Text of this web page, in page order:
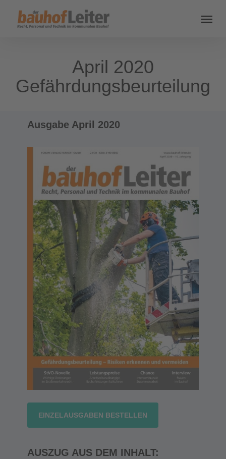
April 2020
Gefährdungsbeurteilung
Ausgabe April 2020
EINZELAUSGABEN BESTELLEN
AUSZUG AUS DEM INHALT: